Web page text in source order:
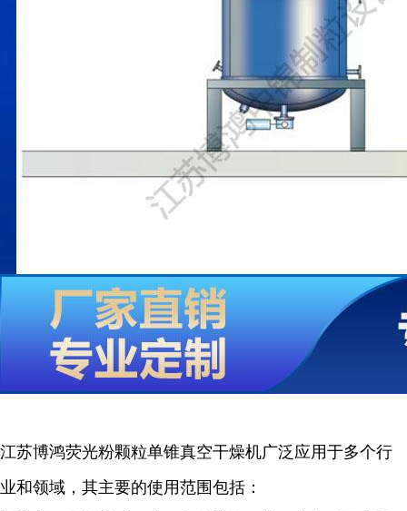
江苏博鸿荧光粉颗粒单锥真空干燥机广泛应用于多个行
业和领域，其主要的使用范围包括：